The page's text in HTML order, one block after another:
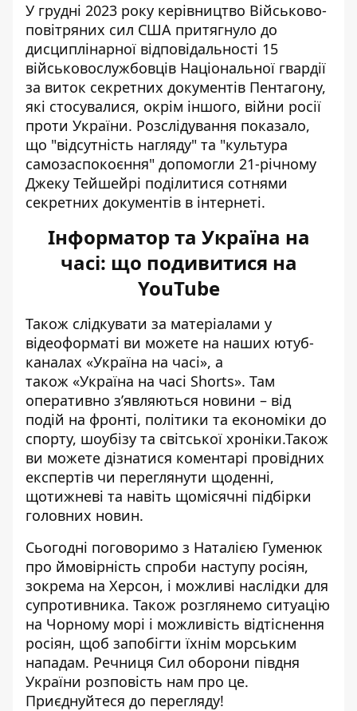
У грудні 2023 року керівництво Військово-
повітряних сил США притягнуло до
дисциплінарної відповідальності 15
військовослужбовців Національної гвардії
за виток секретних документів Пентагону,
які стосувалися, окрім іншого, війни росії
проти України. Розслідування показало,
що "відсутність нагляду" та "культура
самозаспокоєння" допомогли 21-річному
Джеку Тейшейрі поділитися сотнями
секретних документів в інтернеті.
Інформатор та Україна на
часі: що подивитися на
YouTube
Також слідкувати за матеріалами у
відеоформаті ви можете на наших ютуб-
каналах «Україна на часі», а
також «Україна на часі Shorts». Там
оперативно зʼявляються новини – від
подій на фронті, політики та економіки до
спорту, шоубізу та світської хроніки.Також
ви можете дізнатися коментарі провідних
експертів чи переглянути щоденні,
щотижневі та навіть щомісячні підбірки
головних новин.
Сьогодні поговоримо з Наталією Гуменюк
про ймовірність спроби наступу росіян,
зокрема на Херсон, і можливі наслідки для
супротивника. Також розглянемо ситуацію
на Чорному морі і можливість відтіснення
росіян, щоб запобігти їхнім морським
нападам. Речниця Сил оборони півдня
України розповість нам про це.
Приєднуйтеся до перегляду!